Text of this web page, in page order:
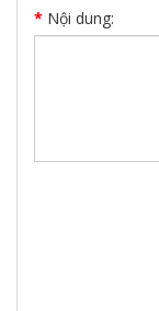
Nội dung: